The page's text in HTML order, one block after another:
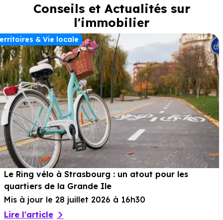
: potager, détente, jeux ou espace pour animaux, les
possibilités sont multiples. Pour compléter l’ensemble, chaque
duplex-jardin bénéficie d’un garage et d’un carport en sous-
sol, assurant un stationnement sécurisé et pratique au
quotidien.
Conseils et Actualités sur
l'immobilier
& Vie locale
Le Ring vélo à Strasbourg : un atout pour les
quartiers de la Grande Ile
Mis à jour le 28 juillet 2026 à 16h30
Lire l'article